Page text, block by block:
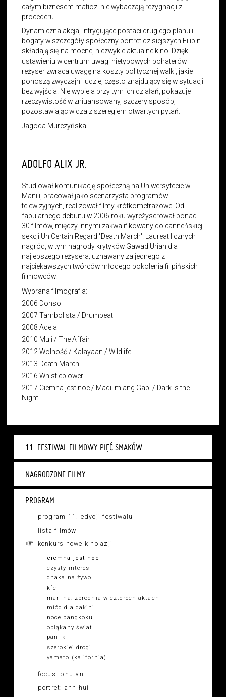
11. FESTIWAL FILMOWY PIĘĆ SMAKÓW
NAGRODZONE FILMY
PROGRAM
program 11. edycji festiwalu
lista filmów
konkurs nowe kino azji
ciemna jest noc
czysty interes
dhaka na żywo
kfc
marlina: zbrodnia w czterech aktach
miód dla dakini
noce bangkoku
obłąkany świat
pani k
szerokiej drogi
yamato (kalifornia)
focus: bhutan
portret: ann hui
całym biznesem mafiozi nie wybaczają rezygnacji z
procederu.
Dynamiczna akcja, intrygujące postaci drugiego planu i
bogaty w szczegóły społeczny portret dzisiejszych Filipin
składają się na mocne, niezwykle aktualne kino. Dzięki
ustawieniu w centrum uwagi nietypowych bohaterów
reżyser zwraca uwagę na koszty politycznej walki, jakie
ponoszą zwyczajni ludzie, często znajdujący się w sytuacji
bez wyjścia. Nie wybiela przy tym ich działań, pokazuje
rzeczywistość w zniuansowany, szczery sposób,
pozostawiając widza z szeregiem otwartych pytań.
Jagoda Murczyńska
ADOLFO ALIX JR.
Studiował komunikację społeczną na Uniwersytecie w
Manili, pracował jako scenarzysta programów
telewizyjnych, realizował filmy krótkometrażowe. Od
fabularnego debiutu w 2006 roku wyreżyserował ponad
30 filmów, między innymi zakwalifikowany do canneńskiej
sekcji Un Certain Regard "Death March". Laureat licznych
nagród, w tym nagrody krytyków Gawad Urian dla
najlepszego reżysera; uznawany za jednego z
najciekawszych twórców młodego pokolenia filipińskich
filmowców.
Wybrana filmografia:
2006 Donsol
2007 Tambolista / Drumbeat
2008 Adela
2010 Muli / The Affair
2012 Wolność / Kalayaan / Wildlife
2013 Death March
2016 Whistleblower
2017 Ciemna jest noc / Madilim ang Gabi / Dark is the
Night